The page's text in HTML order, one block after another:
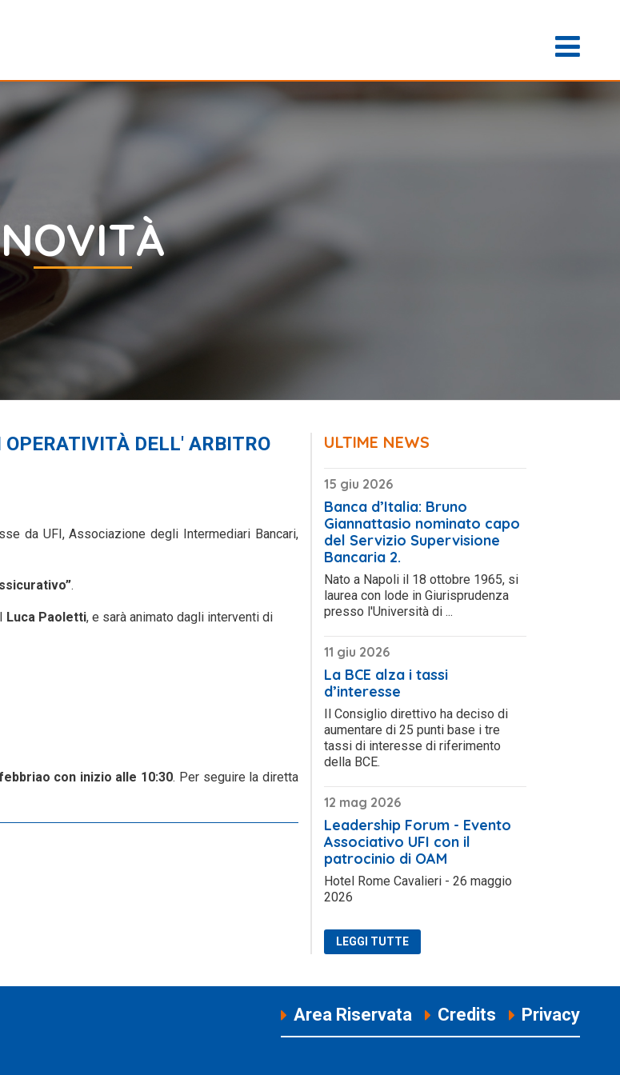
NOVITÀ
DELL' ARBITRO
da UFI, Associazione degli Intermediari Bancari,
.
Luca Paoletti, e sarà animato dagli interventi di
con inizio alle 10:30. Per seguire la diretta
ULTIME NEWS
15 giu 2026
Banca d’Italia: Bruno
Giannattasio nominato capo
del Servizio Supervisione
Bancaria 2.
Nato a Napoli il 18 ottobre 1965, si
laurea con lode in Giurisprudenza
presso l'Università di ...
11 giu 2026
La BCE alza i tassi
d’interesse
Il Consiglio direttivo ha deciso di
aumentare di 25 punti base i tre
tassi di interesse di riferimento
della BCE.
12 mag 2026
Leadership Forum - Evento
Associativo UFI con il
patrocinio di OAM
Hotel Rome Cavalieri - 26 maggio
2026
LEGGI TUTTE
Area Riservata Credits Privacy